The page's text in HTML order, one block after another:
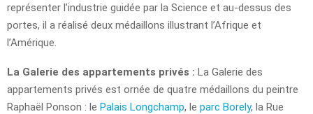
représenter l’industrie guidée par la Science et au-dessus des
portes, il a réalisé deux médaillons illustrant l’Afrique et
l’Amérique.
La Galerie des appartements privés : La Galerie des
appartements privés est ornée de quatre médaillons du peintre
Raphaël Ponson : le Palais Longchamp, le parc Borely, la Rue